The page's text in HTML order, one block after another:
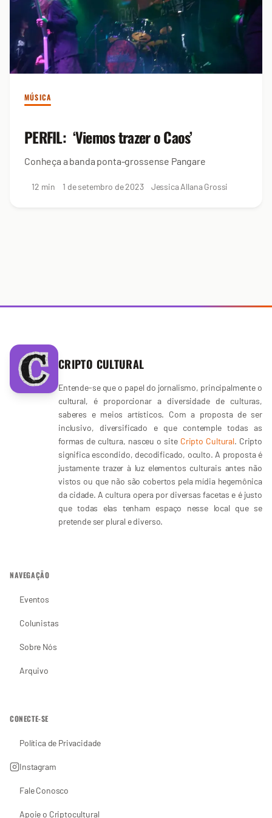
MÚSICA
PERFIL: ‘Viemos trazer o Caos’
Conheça a banda ponta-grossense Pangare
12 min 1 de setembro de 2023 Jessica Allana Grossi
CRIPTO CULTURAL
Entende-se que o papel do jornalismo, principalmente o
cultural, é proporcionar a diversidade de culturas,
saberes e meios artísticos. Com a proposta de ser
inclusivo, diversificado e que contemple todas as
formas de cultura, nasceu o site Cripto Cultural. Cripto
significa escondido, decodificado, oculto. A proposta é
justamente trazer à luz elementos culturais antes não
vistos ou que não são cobertos pela mídia hegemônica
da cidade. A cultura opera por diversas facetas e é justo
que todas elas tenham espaço nesse local que se
pretende ser plural e diverso.
NAVEGAÇÃO
Eventos
Colunistas
Sobre Nós
Arquivo
CONECTE-SE
Política de Privacidade
Instagram
Fale Conosco
Apoie o Criptocultural